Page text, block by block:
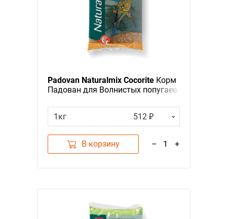
Padovan Naturalmix CocoriteКорм
Падован для Волнистых попугаев
1кг
512 ₽
В корзину – 1 +